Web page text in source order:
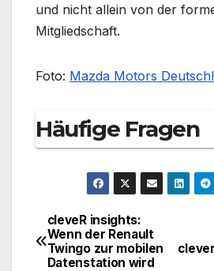
und nicht allein von der
Mitgliedschaft.
Foto: Mazda Motors
Häufige Fragen
cleveR insights:
Wenn der Renault
Twingo zur mobilen
Datenstation wird